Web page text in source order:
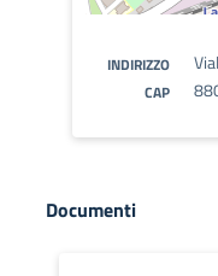
INDIRIZZO
CAP
Documenti